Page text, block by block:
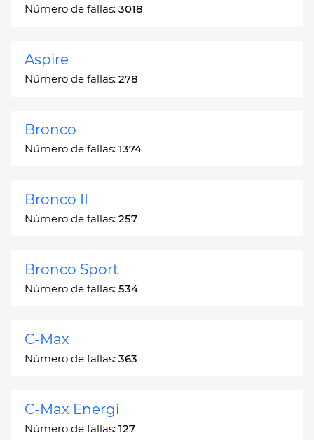
Número de fallas: 3018
Aspire
Número de fallas: 278
Bronco
Número de fallas: 1374
Bronco II
Número de fallas: 257
Bronco Sport
Número de fallas: 534
C-Max
Número de fallas: 363
C-Max Energi
Número de fallas: 127